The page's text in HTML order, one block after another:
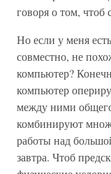
говоря о том, чтоб
Но если у меня
совместно, не
компьютер?
компьютер
между ними
комбинируют
работы над
завтра. Чтоб